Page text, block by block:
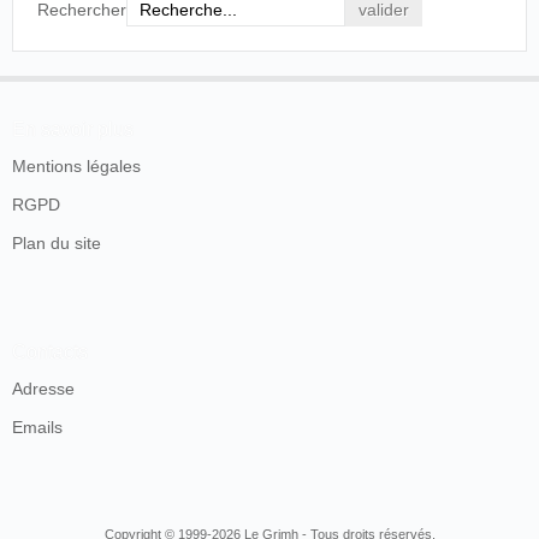
has gained the major portion of his experience
with old established firms as Messrs. Brandon
Medland, Chatham Pexton, J. E. Baines, Walter
make of lantern or kinematograph has been
machine he used was Ottway's "Animatoscope," and
Rechercher
Mentions légales
RGPD
Plan du site
Adresse
Emails
Copyright © 1999-2026 Le Grimh - Tous droits réservés.